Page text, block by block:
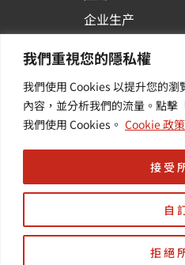
我們重視您的隱私權
我們使用 Cookies 以提升您的
內容，並分析我們的流量。點擊
我們使用 Cookies。 Cookie 政策
自
拒絕
接受
企业生产
容器化平
台应用
其他/增
值服务